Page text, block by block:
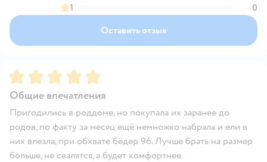
1
0
Оставить отзыв
Рейтинг:5
Общие впечатления
Пригодились в роддоме, но покупала их заранее до
родов, по факту за месяц ещё немножко набрала и ели в
них влезла, при обхвате бёдер 96. Лучше брать на размер
больше, не свалятся, а будет комфортнее.